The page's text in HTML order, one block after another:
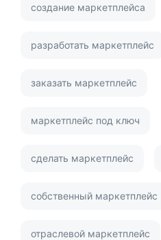
создание маркетплейса
разработать маркетплейс
заказать маркетплейс
маркетплейс под ключ
сделать маркетплейс
собственный маркетплейс
отраслевой маркетплейс